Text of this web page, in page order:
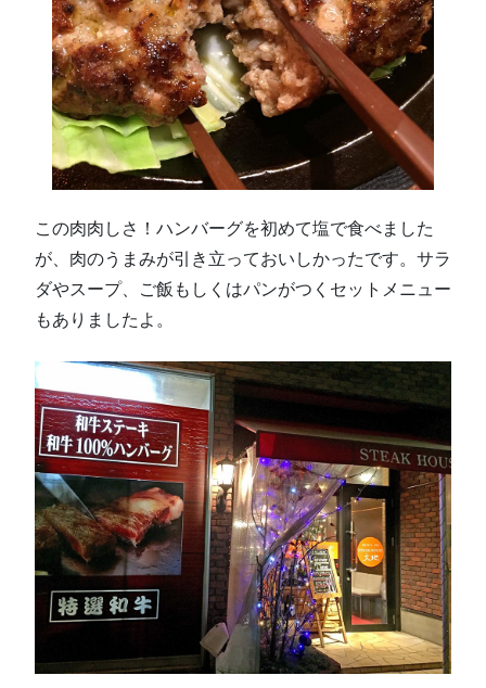
この肉肉しさ！ハンバーグを初めて塩で食べました
が、肉のうまみが引き立っておいしかったです。サラ
ダやスープ、ご飯もしくはパンがつくセットメニュー
もありましたよ。